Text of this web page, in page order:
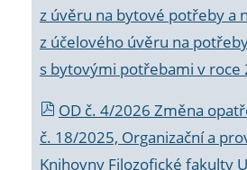
z úvěru na bytové potřeby a
z účelového úvěru na
s bytovými potřebami v roce
OD č. 4/2026 Změna
č. 18/2025, Organizační a
Knihovny Filozofické fakulty